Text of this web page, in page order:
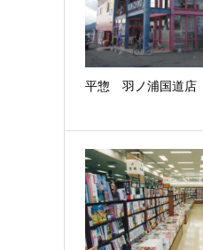
平惣 羽ノ浦国道店